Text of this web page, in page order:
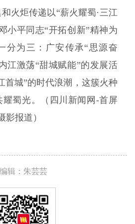
炬传递以“薪火耀蜀·三江
小平同志“开拓创新”精神为
分为三：广安传承“思源奋
江激荡“甜城赋能”的发展活
首城”的时代浪潮，这簇火种
耀蜀光。（四川新闻网-首屏
影报道）
编辑：朱芸芸